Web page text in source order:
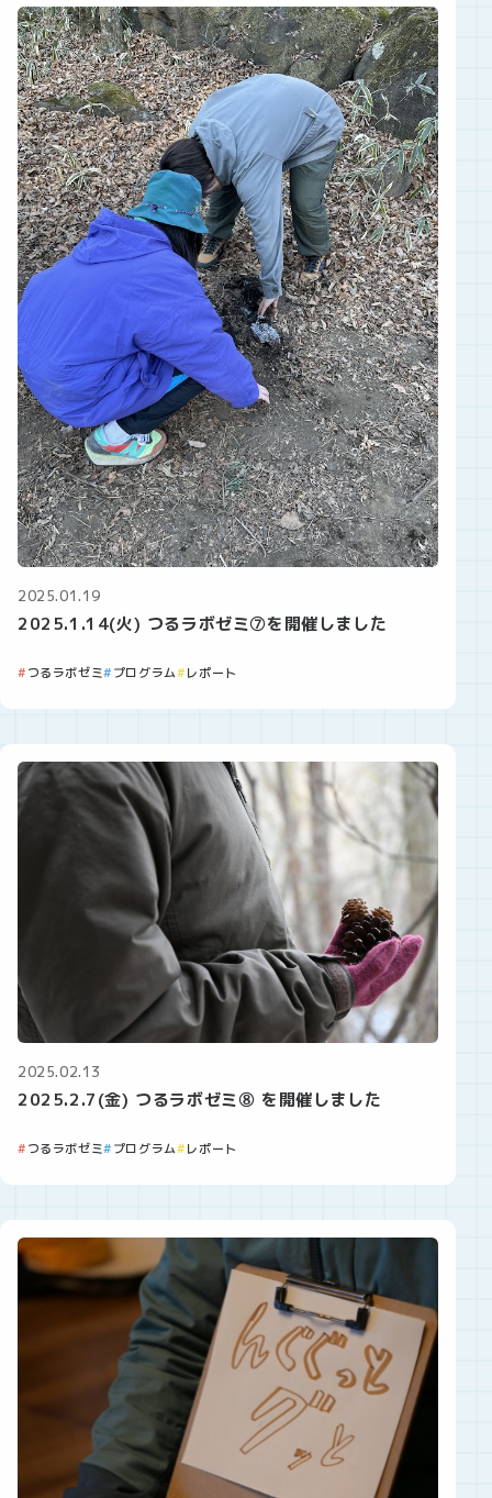
2025.01.19
2025.1.14(火) つるラボゼミ⑦を開催しました
つるラボゼミ プログラム レポート
2025.02.13
2025.2.7(金) つるラボゼミ⑧ を開催しました
つるラボゼミ プログラム レポート